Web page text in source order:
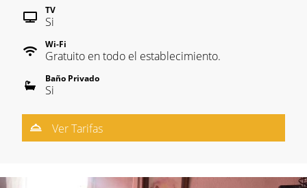
TV
Si
Wi-Fi
Gratuito en todo el establecimiento.
Baño Privado
Si
Ver Tarifas